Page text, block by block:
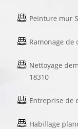
Peinture mur
Ramonage de
Nettoyage
18310
Entreprise de
Habillage